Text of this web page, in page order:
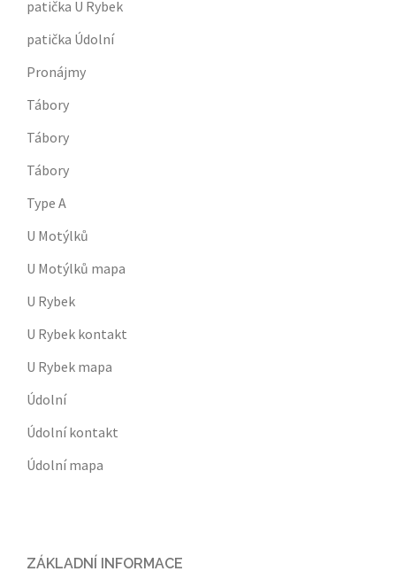
patička U Rybek
patička Údolní
Pronájmy
Tábory
Tábory
Tábory
Type A
U Motýlků
U Motýlků mapa
U Rybek
U Rybek kontakt
U Rybek mapa
Údolní
Údolní kontakt
Údolní mapa
ZÁKLADNÍ INFORMACE